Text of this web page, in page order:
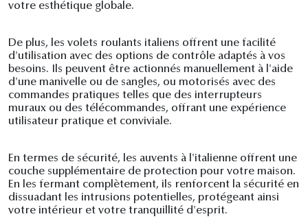
votre esthétique globale.
De plus, les volets roulants italiens offrent une facilité
d'utilisation avec des options de contrôle adaptés à vos
besoins. Ils peuvent être actionnés manuellement à l'aide
d'une manivelle ou de sangles, ou motorisés avec des
commandes pratiques telles que des interrupteurs
muraux ou des télécommandes, offrant une expérience
utilisateur pratique et conviviale.
En termes de sécurité, les auvents à l'italienne offrent une
couche supplémentaire de protection pour votre maison.
En les fermant complètement, ils renforcent la sécurité en
dissuadant les intrusions potentielles, protégeant ainsi
votre intérieur et votre tranquillité d'esprit.